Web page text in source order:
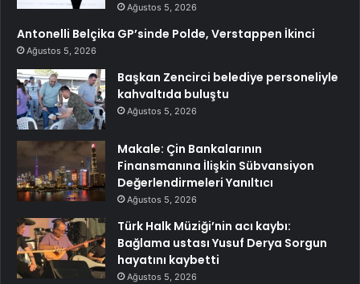
Ağustos 5, 2026
Antonelli Belçika GP’sinde Polde, Verstappen İkinci
Ağustos 5, 2026
Başkan Zencirci belediye personeliyle
kahvaltıda buluştu
Ağustos 5, 2026
Makale: Çin Bankalarının
Finansmanına İlişkin Sübvansiyon
Değerlendirmeleri Yanıltıcı
Ağustos 5, 2026
Türk Halk Müziği’nin acı kaybı:
Bağlama ustası Yusuf Derya Sorgun
hayatını kaybetti
Ağustos 5, 2026